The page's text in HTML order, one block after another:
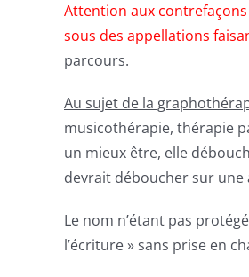
Attention aux
sous des appellations
parcours.
Au sujet de la
musicothérapie, thérapie
un mieux être, elle
devrait déboucher sur une
Le nom n’étant pas
l’écriture » sans prise en